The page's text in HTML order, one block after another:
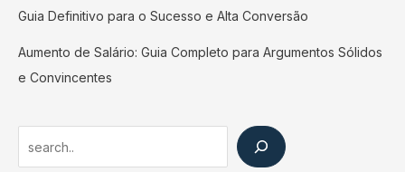
Guia Definitivo para o Sucesso e Alta Conversão
Aumento de Salário: Guia Completo para Argumentos Sólidos
e Convincentes